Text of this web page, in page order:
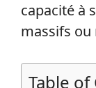
capacité à
massifs ou
Table